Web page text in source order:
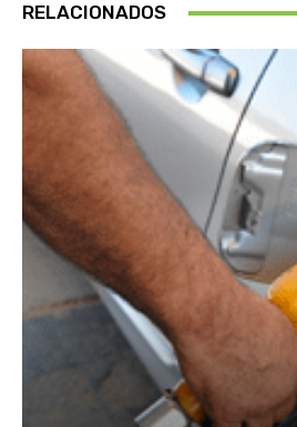
RELACIONADOS